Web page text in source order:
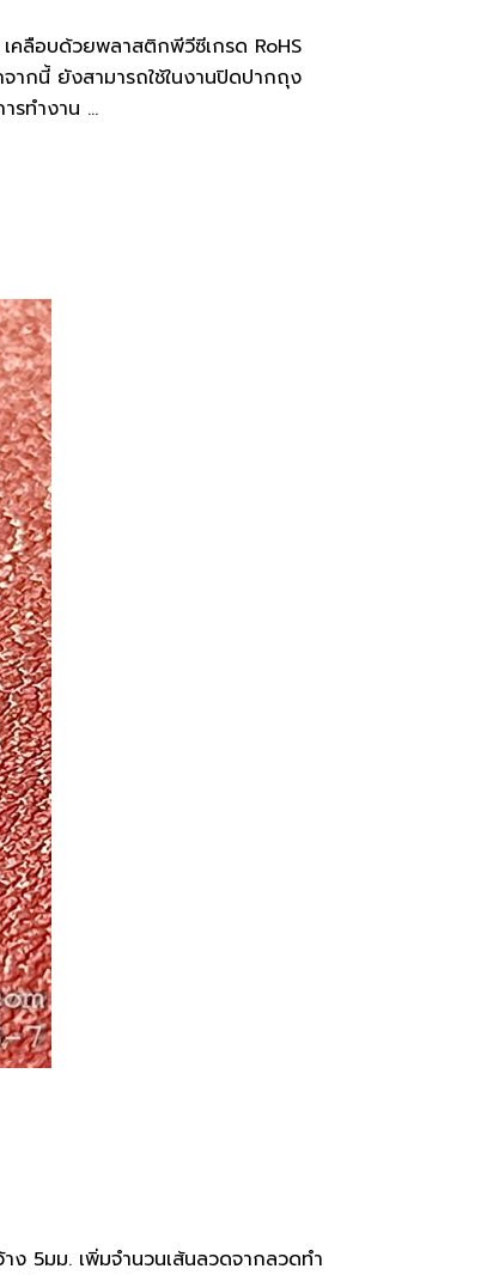
ลือบด้วยพลาสติกพีวีซีเกรด RoHS
ากนี้ ยังสามารถใช้ในงานปิดปากถุง
รทำงาน
5มม. เพิ่มจำนวนเส้นลวดจากลวดทำ